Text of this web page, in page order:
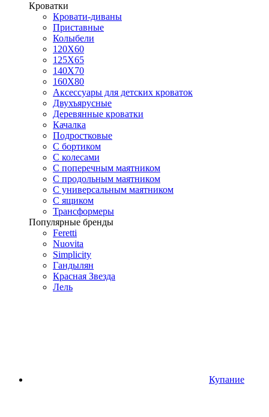
Кроватки
Кровати-диваны
Приставные
Колыбели
120Х60
125X65
140Х70
160Х80
Аксессуары для детских кроваток
Двухъярусные
Деревянные кроватки
Качалка
Подростковые
С бортиком
С колесами
С поперечным маятником
С продольным маятником
С универсальным маятником
С ящиком
Трансформеры
Популярные бренды
Feretti
Nuovita
Simplicity
Гандылян
Красная Звезда
Лель
Купание